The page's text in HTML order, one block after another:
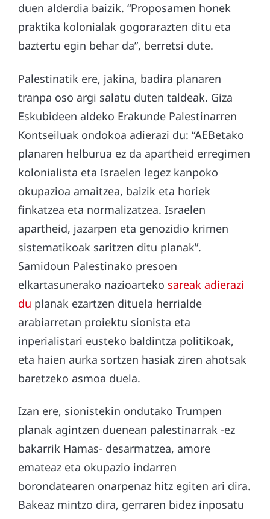
duen alderdia baizik. “Proposamen honek
praktika kolonialak gogorarazten ditu eta
baztertu egin behar da”, berretsi dute.
Palestinatik ere, jakina, badira planaren
tranpa oso argi salatu duten taldeak. Giza
Eskubideen aldeko Erakunde Palestinarren
Kontseiluak ondokoa adierazi du: “AEBetako
planaren helburua ez da apartheid erregimen
kolonialista eta Israelen legez kanpoko
okupazioa amaitzea, baizik eta horiek
finkatzea eta normalizatzea. Israelen
apartheid, jazarpen eta genozidio krimen
sistematikoak saritzen ditu planak”.
Samidoun Palestinako presoen
elkartasunerako nazioarteko sareak adierazi
du planak ezartzen dituela herrialde
arabiarretan proiektu sionista eta
inperialistari eusteko baldintza politikoak,
eta haien aurka sortzen hasiak ziren ahotsak
baretzeko asmoa duela.
Izan ere, sionistekin ondutako Trumpen
planak agintzen duenean palestinarrak -ez
bakarrik Hamas- desarmatzea, amore
emateaz eta okupazio indarren
borondatearen onarpenaz hitz egiten ari dira.
Bakeaz mintzo dira, gerraren bidez inposatu